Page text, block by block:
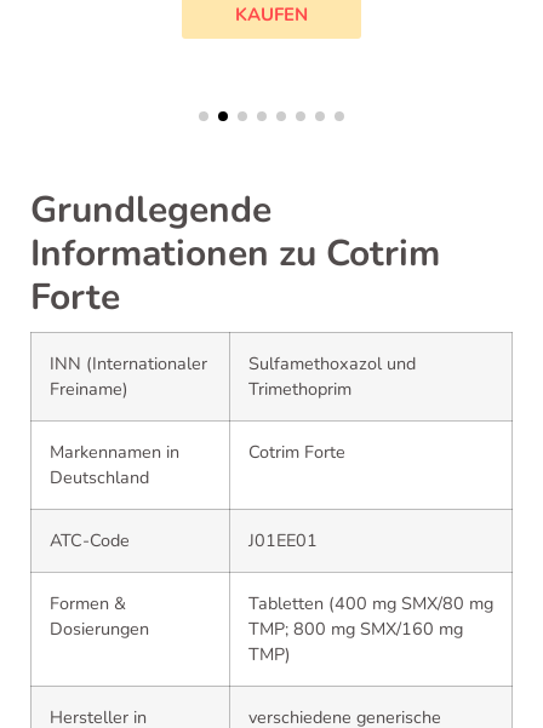
KAUFEN
Grundlegende
Informationen zu Cotrim
Forte
INN (Internationaler
Freiname)
Sulfamethoxazol und
Trimethoprim
Markennamen in
Deutschland
Cotrim Forte
ATC-Code J01EE01
Formen &
Dosierungen
Tabletten (400 mg SMX/80 mg
TMP; 800 mg SMX/160 mg
TMP)
Hersteller in verschiedene generische